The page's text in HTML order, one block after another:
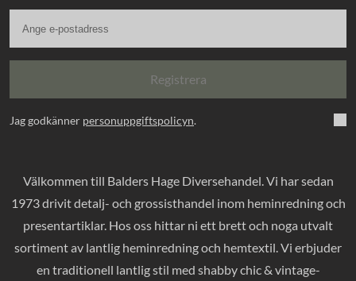
Registrera
Jag godkänner personuppgiftspolicyn.
Välkommen till Balders Hage Diversehandel. Vi har sedan
1973 drivit detalj- och grossisthandel inom heminredning och
presentartiklar. Hos oss hittar ni ett brett och noga utvalt
sortiment av lantlig heminredning och hemtextil. Vi erbjuder
en traditionell lantlig stil med shabby chic & vintage-